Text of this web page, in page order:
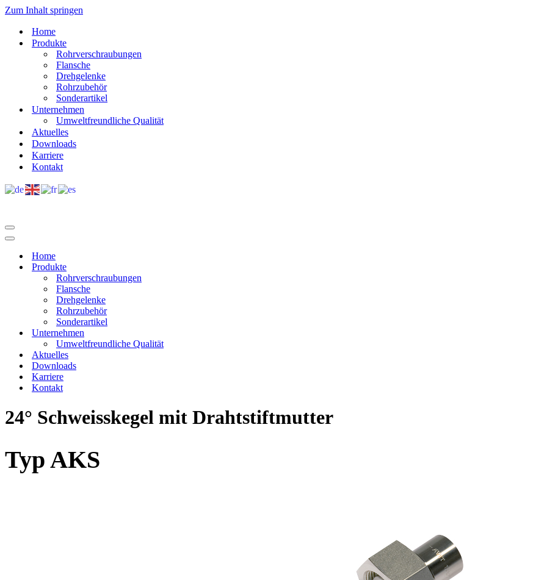
Zum Inhalt springen
Home
Produkte
Rohrverschraubungen
Flansche
Drehgelenke
Rohrzubehör
Sonderartikel
Unternehmen
Umweltfreundliche Qualität
Aktuelles
Downloads
Karriere
Kontakt
Navigations-
Menü
Navigations-
Home
Produkte
Rohrverschraubungen
Flansche
Drehgelenke
Rohrzubehör
Sonderartikel
Unternehmen
Umweltfreundliche Qualität
Aktuelles
Downloads
Karriere
Kontakt
24° Schweisskegel mit Drahtstiftmutter
Typ AKS